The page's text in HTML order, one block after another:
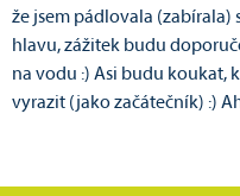
že jsem pádlovala (zabírala)
hlavu, zážitek budu
na vodu :) Asi budu koukat,
vyrazit (jako začátečník) :)